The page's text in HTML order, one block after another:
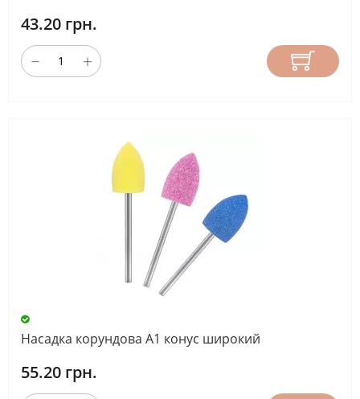
43.20 грн.
Насадка корундова А1 конус широкий
55.20 грн.